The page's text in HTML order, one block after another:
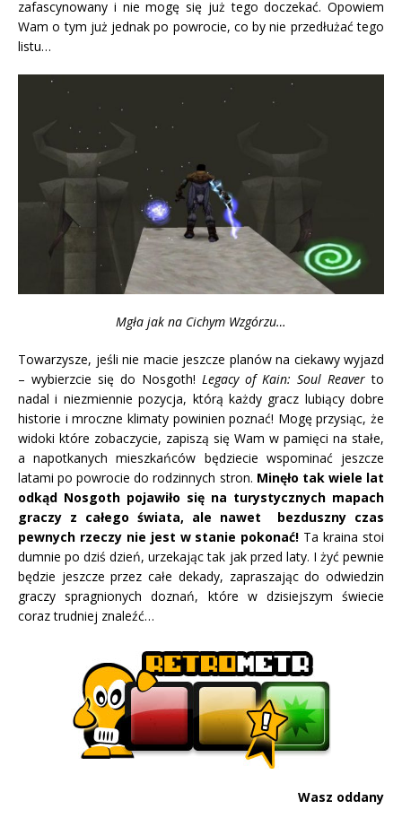
zafascynowany i nie mogę się już tego doczekać. Opowiem
Wam o tym już jednak po powrocie, co by nie przedłużać tego
listu…
Mgła jak na Cichym Wzgórzu…
Towarzysze, jeśli nie macie jeszcze planów na ciekawy wyjazd
– wybierzcie się do Nosgoth! Legacy of Kain: Soul Reaver to
nadal i niezmiennie pozycja, którą każdy gracz lubiący dobre
historie i mroczne klimaty powinien poznać! Mogę przysiąc, że
widoki które zobaczycie, zapiszą się Wam w pamięci na stałe,
a napotkanych mieszkańców będziecie wspominać jeszcze
latami po powrocie do rodzinnych stron. Minęło tak wiele lat
odkąd Nosgoth pojawiło się na turystycznych mapach
graczy z całego świata, ale nawet bezduszny czas
pewnych rzeczy nie jest w stanie pokonać! Ta kraina stoi
dumnie po dziś dzień, urzekając tak jak przed laty. I żyć pewnie
będzie jeszcze przez całe dekady, zapraszając do odwiedzin
graczy spragnionych doznań, które w dzisiejszym świecie
coraz trudniej znaleźć…
Wasz oddany